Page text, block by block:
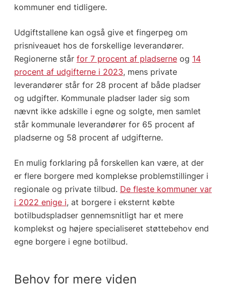
kommuner end tidligere.
Udgiftstallene kan også give et fingerpeg om
prisniveauet hos de forskellige leverandører.
Regionerne står for 7 procent af pladserneog 14
procent af udgifterne i 2023, mens private
leverandører står for 28 procent af både pladser
og udgifter. Kommunale pladser lader sig som
nævnt ikke adskille i egne og solgte, men samlet
står kommunale leverandører for 65 procent af
pladserne og 58 procent af udgifterne.
En mulig forklaring på forskellen kan være, at der
er flere borgere med komplekse problemstillinger i
regionale og private tilbud. De fleste kommuner var
i 2022 enige i, at borgere i eksternt købte
botilbudspladser gennemsnitligt har et mere
komplekst og højere specialiseret støttebehov end
egne borgere i egne botilbud.
Behov for mere viden